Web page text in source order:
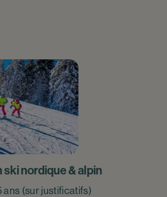
nordique & alpin
ans (sur justificatifs)